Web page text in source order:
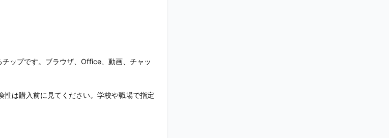
ップです。ブラウザ、Office、動画、チャッ
は購入前に見てください。学校や職場で指定